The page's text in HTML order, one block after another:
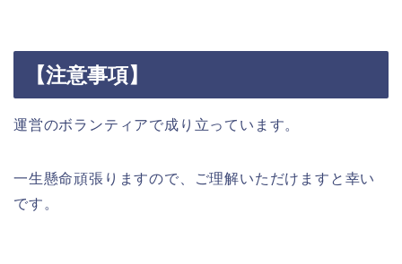
【注意事項】
運営のボランティアで成り立っています。
一生懸命頑張りますので、ご理解いただけますと幸い
です。